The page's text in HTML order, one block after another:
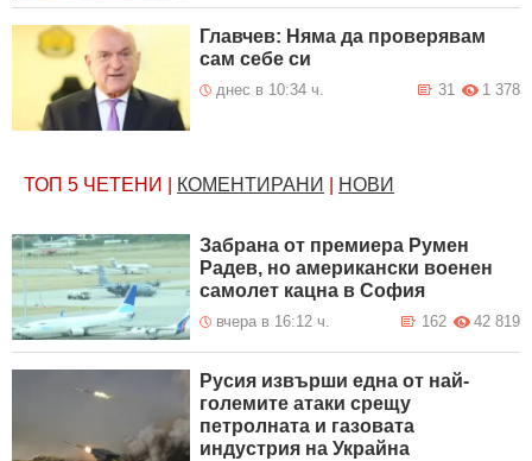
Главчев: Няма да проверявам
сам себе си
днес в 10:34 ч. 1 378
31
ТОП 5 ЧЕТЕНИ КОМЕНТИРАНИ НОВИ
Забрана от премиера Румен
Радев, но американски военен
самолет кацна в София
вчера в 16:12 ч. 42 819
162
Русия извърши една от най-
големите атаки срещу
петролната и газовата
индустрия на Украйна